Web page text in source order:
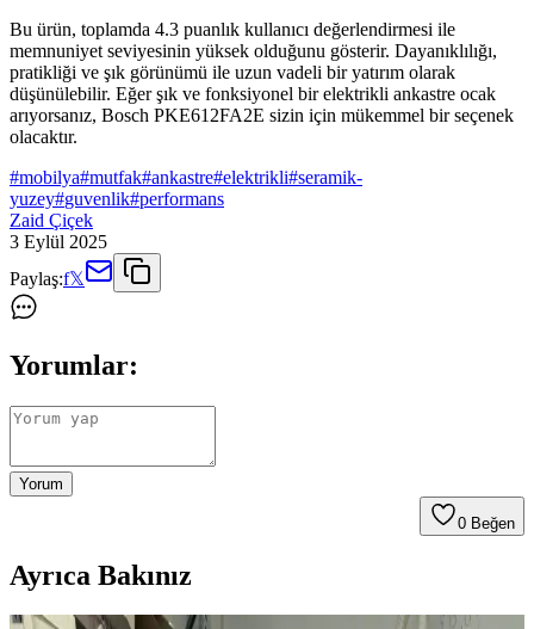
Bu ürün, toplamda 4.3 puanlık kullanıcı değerlendirmesi ile
memnuniyet seviyesinin yüksek olduğunu gösterir. Dayanıklılığı,
pratikliği ve şık görünümü ile uzun vadeli bir yatırım olarak
düşünülebilir. Eğer şık ve fonksiyonel bir elektrikli ankastre ocak
arıyorsanız, Bosch PKE612FA2E sizin için mükemmel bir seçenek
olacaktır.
#mobilya#mutfak#ankastre#elektrikli#seramik-
yuzey#guvenlik#performans
Zaid Çiçek
3 Eylül 2025
Paylaş:f𝕏
Yorumlar:
Yorum
0 Beğen
Ayrıca Bakınız